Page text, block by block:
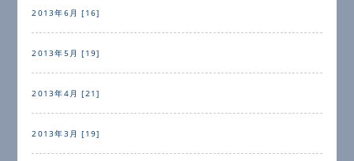
2013年6月 [16]
2013年5月 [19]
2013年4月 [21]
2013年3月 [19]